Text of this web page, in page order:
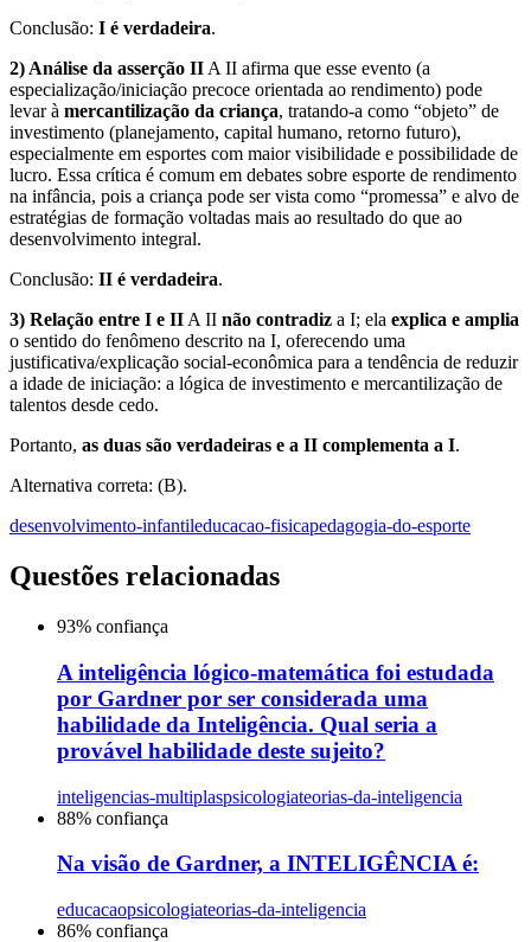
Conclusão: I é verdadeira.
2) Análise da asserção II A II afirma que esse evento (a
especialização/iniciação precoce orientada ao rendimento) pode
levar à mercantilização da criança, tratando-a como “objeto” de
investimento (planejamento, capital humano, retorno futuro),
especialmente em esportes com maior visibilidade e possibilidade de
lucro. Essa crítica é comum em debates sobre esporte de rendimento
na infância, pois a criança pode ser vista como “promessa” e alvo de
estratégias de formação voltadas mais ao resultado do que ao
desenvolvimento integral.
Conclusão: II é verdadeira.
3) Relação entre I e II A II não contradiz a I; ela explica e amplia
o sentido do fenômeno descrito na I, oferecendo uma
justificativa/explicação social-econômica para a tendência de reduzir
a idade de iniciação: a lógica de investimento e mercantilização de
talentos desde cedo.
Portanto, as duas são verdadeiras e a II complementa a I.
Alternativa correta: (B).
desenvolvimento-infantileducacao-fisicapedagogia-do-esporte
Questões relacionadas
93% confiança
A inteligência lógico-matemática foi estudada
por Gardner por ser considerada uma
habilidade da Inteligência. Qual seria a
provável habilidade deste sujeito?
inteligencias-multiplaspsicologiateorias-da-inteligencia
88% confiança
Na visão de Gardner, a INTELIGÊNCIA é:
educacaopsicologiateorias-da-inteligencia
86% confiança